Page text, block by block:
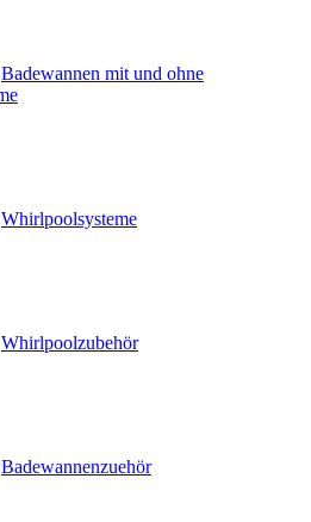
Badewannen mit und ohne
Whirlpoolsysteme
Whirlpoolzubehör
Badewannenzuehör